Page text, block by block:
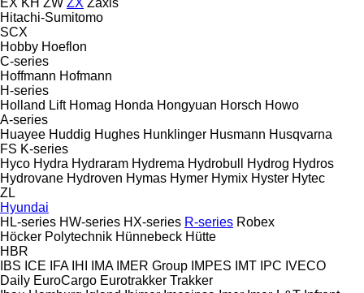
Hitachi-Sumitomo
SCX
Hobby Hoeflon
C-series
Hoffmann Hofmann
H-series
Holland Lift Homag Honda Hongyuan Horsch Howo
A-series
Huayee Huddig Hughes Hunklinger Husmann Husqvarna
FS K-series
Hyco Hydra Hydraram Hydrema Hydrobull Hydrog Hydros
Hydrovane Hydroven Hymas Hymer Hymix Hyster Hytec
ZL
Hyundai
HL-series HW-series HX-series R-series Robex
Höcker Polytechnik Hünnebeck Hütte
HBR
IBS ICE IFA IHI IMA IMER Group IMPES IMT IPC IVECO
Daily EuroCargo Eurotrakker Trakker